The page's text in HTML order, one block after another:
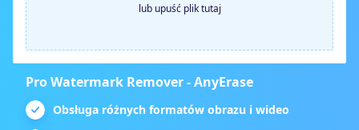
lub upuść plik tutaj
Pro Watermark Remover - AnyErase
Obsługa różnych formatów obrazu i wideo